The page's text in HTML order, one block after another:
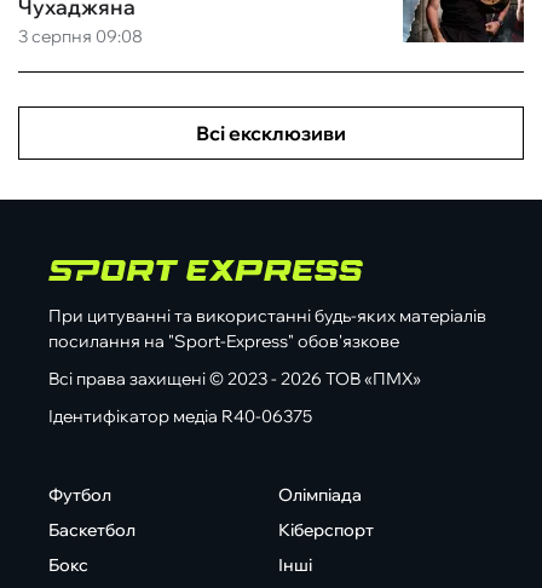
3 серпня 09:08
Чухаджяна
Всі ексклюзиви
При цитуванні та використанні будь-яких матеріалів
посилання на "Sport-Express" обов'язкове
Всі права захищені © 2023 - 2026 ТОВ «ПМХ»
Ідентифікатор медіа R40-06375
Футбол
Баскетбол
Бокс
Олімпіада
Кіберспорт
Інші